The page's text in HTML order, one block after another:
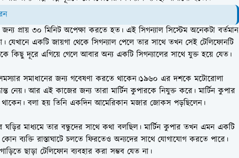
প্রায় ৩০ মিনিট অপেক্ষা করতে হত। এই সিগন্যাল সিস্টেম অনেকটা বর্তমান
একটি জায়গা থেকে সিগন্যাল পেলে তার সাথে তখন সেই টেলিফোনটি
কিছু দূরে এগিয়ে গেলে আবার অন্য একটি সিগন্যালের সাথে যুক্ত হয়ে যেত।
সমাধানের জন্য গবেষণা করতে থাকেন।১৯৬০ এর দশকে মটোরোলা
নেয়। আর এই কাজের জন্য তারা মার্টিন কুপারকে নিযুক্ত করে। মার্টিন কুপার
থাকেন। বলা হয় তিনি একদিন আমেরিকান মজার জোকস পড়ছিলেন।
মাধ্যমে তার বন্ধুদের সাথে কথা বলছিল। মার্টিন কুপার তখন এমন একটি
ব্যক্তি রাস্তাঘাটে চলতে ফিরতেও অন্যদের সাথে যোগাযোগ করতে পারে।
ছাড়া টেলিফোন ব্যবহার করা সম্ভব যেত না।